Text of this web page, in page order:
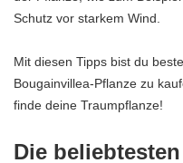
Schutz vor starkem Wind.
Mit diesen Tipps bist du
Bougainvillea-Pflanze zu
finde deine Traumpflanze!
Die